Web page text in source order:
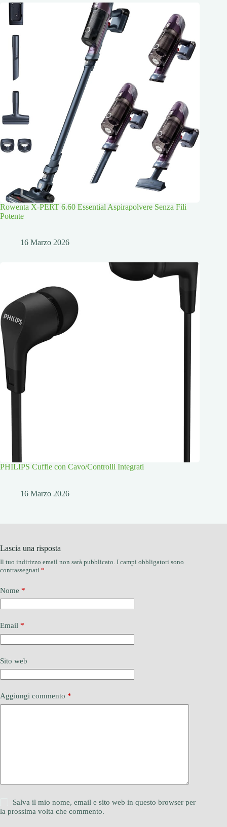
Rowenta X-PERT 6.60 Essential Aspirapolvere Senza Fili
Potente
16 Marzo 2026
PHILIPS Cuffie con Cavo/Controlli Integrati
16 Marzo 2026
Lascia una risposta
Il tuo indirizzo email non sarà pubblicato. I campi obbligatori sono
contrassegnati *
Nome *
Email *
Sito web
Aggiungi commento *
Salva il mio nome, email e sito web in questo browser per
la prossima volta che commento.